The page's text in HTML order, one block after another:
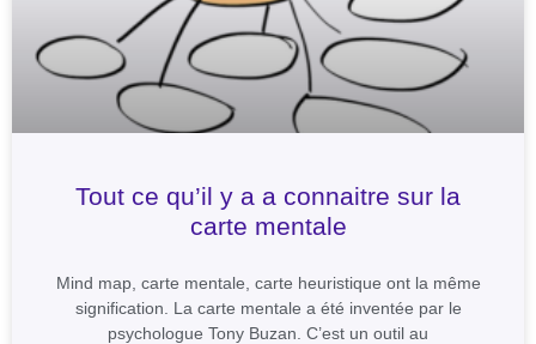
Tout ce qu’il y a a connaitre sur la
carte mentale
Mind map, carte mentale, carte heuristique ont la même
signification. La carte mentale a été inventée par le
psychologue Tony Buzan. C’est un outil au